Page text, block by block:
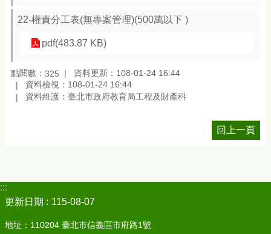
22-權責分工表(無專案管理)(500萬以下 )
pdf(483.87 KB)
點閱數： 325
資料更新：108-01-24 16:44
資料檢視：108-01-24 16:44
資料維護：臺北市政府教育局工程及財產科
回上一頁
:::
更新日期
115-08-07
地址：110204 臺北市信義區市府路1號